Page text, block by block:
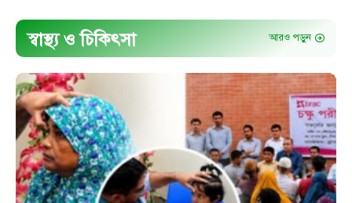
স্বাস্থ্য ও চিকিৎসা আরও পড়ুন